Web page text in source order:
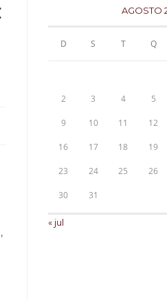
AGOSTO
D S T Q
2 3 4 5
9 10 11 12
16 17 18 19
23 24 25 26
30 31
« jul